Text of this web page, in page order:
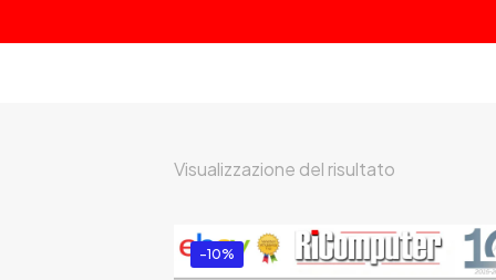
Visualizzazione del risultato
-10%